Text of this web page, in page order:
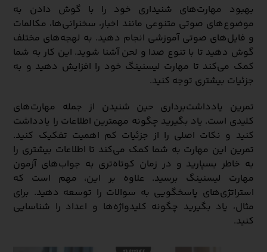
بهبود مهارت‌های شنیداری خود را با گوش دادن به
موضوع‌های صوتی متنوعی مانند اخبار، سخنرانی‌ها، مکالمات
و فایل‌های صوتی آموزشی انجام دهید. به لهجه‌های مختلف
گوش دهید تا با تنوع صدا و لحن آشنا شوید. این کار به شما
کمک می‌کند تا مهارت لیسنینگ خود را افزایش دهید و به
جزئیات بیشتری توجه کنید.
تمرین یادداشت‌برداری حین شنیدن از جمله مهارت‌های
کلیدی است. یاد بگیرید چگونه مهمترین اطلاعات را یادداشت
کنید و نکات اصلی را از جزئیات کم اهمیت تفکیک کنید.
تمرین این مهارت به شما کمک می‌کند تا اطلاعات بیشتری را
به خاطر بسپارید و در زمان کوتاه‌تری به جواب‌های آزمون
مهارت لیسنینگ برسید. علاوه بر این، مهم است که
استراتژی‌های پاسخگویی به سوالات را توسعه دهید. برای
مثال، یاد بگیرید چگونه کلیدواژه‌ها و اعداد را شناسایی
کنید.